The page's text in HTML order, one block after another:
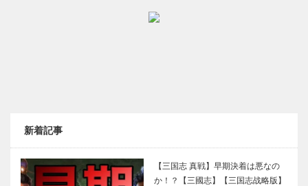
新着記事
【三国志 真戦】早期決着は悪なの
か！？【三國志】【三国志战略版】